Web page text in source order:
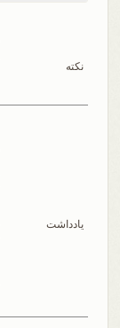
نکته
یادداشت